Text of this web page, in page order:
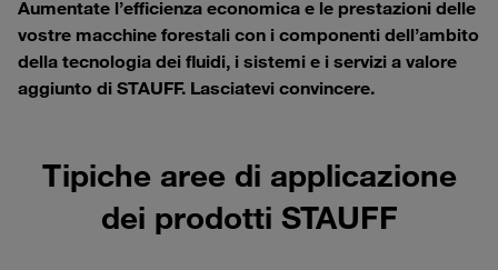
Aumentate l’efficienza economica e le prestazioni delle
vostre macchine forestali con i componenti dell’ambito
della tecnologia dei fluidi, i sistemi e i servizi a valore
aggiunto di STAUFF. Lasciatevi convincere.
Tipiche aree di applicazione
dei prodotti STAUFF